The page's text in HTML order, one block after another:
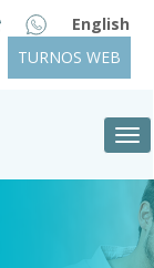
English
TURNOS WEB